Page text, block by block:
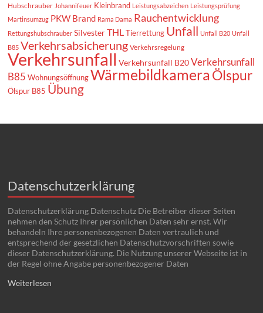
Hubschrauber Johannifeuer Kleinbrand Leistungsabzeichen Leistungsprüfung
Martinsumzug PKW Brand Rama Dama Rauchentwicklung
Rettungshubschrauber Silvester THL Tierrettung Unfall Unfall B20 Unfall
B85 Verkehrsabsicherung Verkehrsregelung
Verkehrsunfall Verkehrsunfall B20 Verkehrsunfall
B85 Wohnungsöffnung WärmebildkameraÖlspur
Ölspur B85 Übung
Datenschutzerklärung
Datenschutzerklärung Datenschutz Die Betreiber dieser Seiten
nehmen den Schutz Ihrer persönlichen Daten sehr ernst. Wir
behandeln Ihre personenbezogenen Daten vertraulich und
entsprechend der gesetzlichen Datenschutzvorschriften sowie
dieser Datenschutzerklärung. Die Nutzung unserer Webseite ist in
der Regel ohne Angabe personenbezogener Daten
Weiterlesen